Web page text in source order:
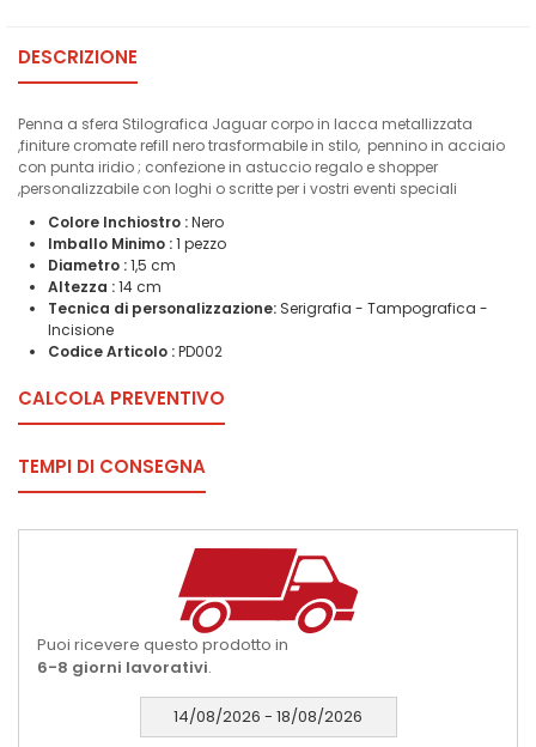
DESCRIZIONE
Penna a sfera Stilografica Jaguar corpo in lacca metallizzata
,finiture cromate refill nero trasformabile in stilo, pennino in acciaio
con punta iridio ; confezione in astuccio regalo e shopper
,personalizzabile con loghi o scritte per i vostri eventi speciali
Colore Inchiostro :Nero
Imballo Minimo :1 pezzo
Diametro :1,5 cm
Altezza :14 cm
Tecnica di personalizzazione: Serigrafia - Tampografica -
Incisione
Codice Articolo :PD002
CALCOLA PREVENTIVO
TEMPI DI CONSEGNA
Puoi ricevere questo prodotto in
6-8 giorni lavorativi.
14/08/2026 - 18/08/2026